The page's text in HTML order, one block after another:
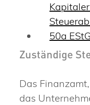
50a EStG
Zuständige
Das
das